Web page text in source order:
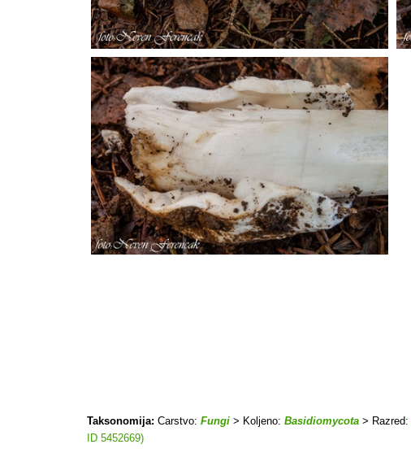
Taksonomija: Carstvo: Fungi > Koljeno: Basidiomycota > Razred:
ID 5452669)